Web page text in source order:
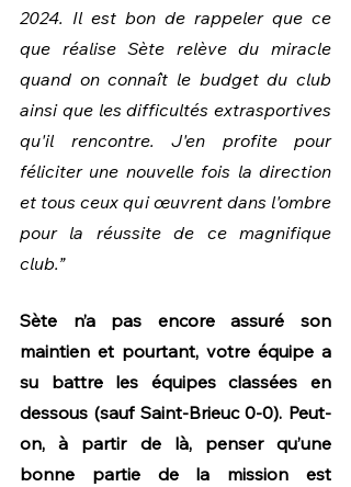
2024. Il est bon de rappeler que ce
que réalise Sète relève du miracle
quand on connaît le budget du club
ainsi que les difficultés extrasportives
qu'il rencontre. J'en profite pour
féliciter une nouvelle fois la direction
et tous ceux qui œuvrent dans l'ombre
pour la réussite de ce magnifique
club.”
Sète n’a pas encore assuré son
maintien et pourtant, votre équipe a
su battre les équipes classées en
dessous (sauf Saint-Brieuc 0-0). Peut-
on, à partir de là, penser qu’une
bonne partie de la mission est